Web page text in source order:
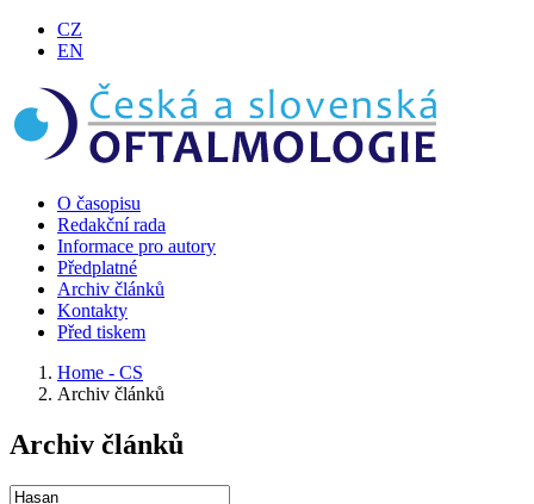
CZ
EN
O časopisu
Redakční rada
Informace pro autory
Předplatné
Archiv článků
Kontakty
Před tiskem
Home - CS
Archiv článků
Archiv článků